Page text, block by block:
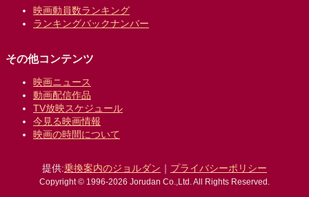
映画動員数ランキング
ランキングバックナンバー
その他コンテンツ
映画ニュース
動画配信作品
TV放映スケジュール
今見る映画情報
映画の時間について
提供:乗換案内のジョルダン ｜ プライバシーポリシー
Copyright © 1996-2026 Jorudan Co.,Ltd. All Rights Reserved.